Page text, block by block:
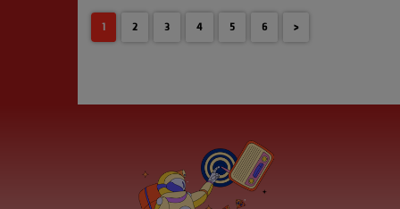
1 2 3 4 5 6 >